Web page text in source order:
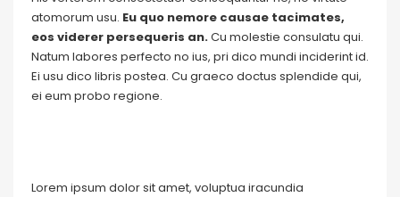
atomorum usu. Eu quo nemore causae tacimates,
eos viderer persequeris an.Cu molestie consulatu qui.
Natum labores perfecto no ius, pri dico mundi inciderint id.
Ei usu dico libris postea. Cu graeco doctus splendide qui,
ei eum probo regione.
Lorem ipsum dolor sit amet, voluptua iracundia